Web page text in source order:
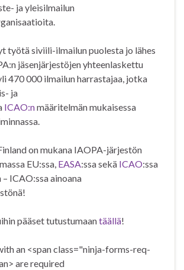
ja yleisilmailun
työtä siviili-ilmailun puolesta jo lähes
jäsenjärjestöjen yhteenlaskettu
470 000 ilmailun harrastajaa, jotka
ja
ICAO:nmääritelmän mukaisessa
on mukana IAOPA-järjestön
EU:ssa, EASA:ssa sekä ICAO:ssa
ICAO:ssa ainoana
pääset tutustumaantäällä!
an <span class="ninja-forms-req-
are required